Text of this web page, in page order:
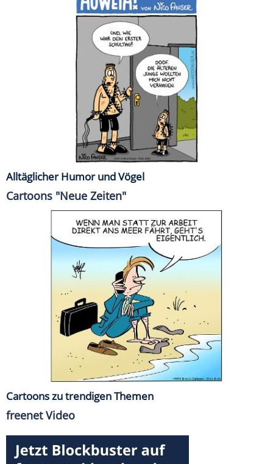
Alltäglicher Humor und Vögel
Cartoons "Neue Zeiten"
Cartoons zu trendigen Themen
freenet Video